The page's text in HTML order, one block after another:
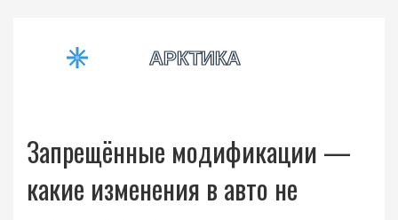
Запрещённые модификации —
какие изменения в авто не